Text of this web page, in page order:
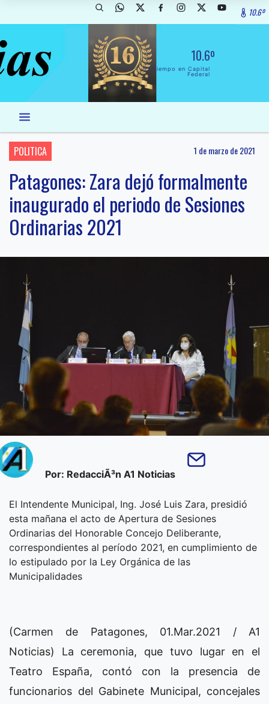
10.6º
10.6º
El Tiempo en Capital
Federal
POLITICA 1 de marzo de 2021
Patagones: Zara dejó formalmente
inaugurado el periodo de Sesiones
Ordinarias 2021
Por: RedacciÃ³n A1 Noticias
El Intendente Municipal, Ing. José Luis Zara, presidió
esta mañana el acto de Apertura de Sesiones
Ordinarias del Honorable Concejo Deliberante,
correspondientes al período 2021, en cumplimiento de
lo estipulado por la Ley Orgánica de las
Municipalidades
(Carmen de Patagones, 01.Mar.2021 / A1
Noticias) La ceremonia, que tuvo lugar en el
Teatro España, contó con la presencia de
funcionarios del Gabinete Municipal, concejales